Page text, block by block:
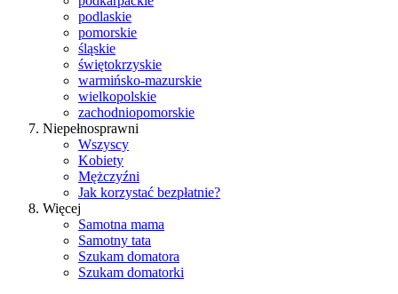
podlaskie
pomorskie
śląskie
świętokrzyskie
warmińsko-mazurskie
wielkopolskie
zachodniopomorskie
Niepełnosprawni
Wszyscy
Kobiety
Mężczyźni
Jak korzystać bezpłatnie?
Więcej
Samotna mama
Samotny tata
Szukam domatora
Szukam domatorki